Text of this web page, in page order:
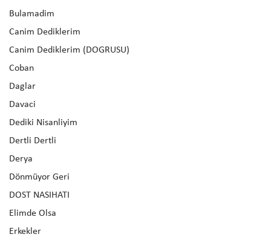
Bulamadim
Canim Dediklerim
Canim Dediklerim (DOGRUSU)
Coban
Daglar
Davaci
Dediki Nisanliyim
Dertli Dertli
Derya
Dönmüyor Geri
DOST NASIHATI
Elimde Olsa
Erkekler